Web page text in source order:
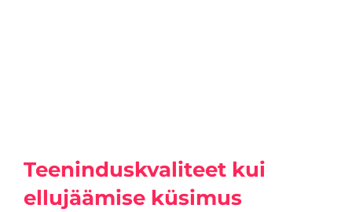
Teeninduskvaliteet kui
ellujäämise küsimus